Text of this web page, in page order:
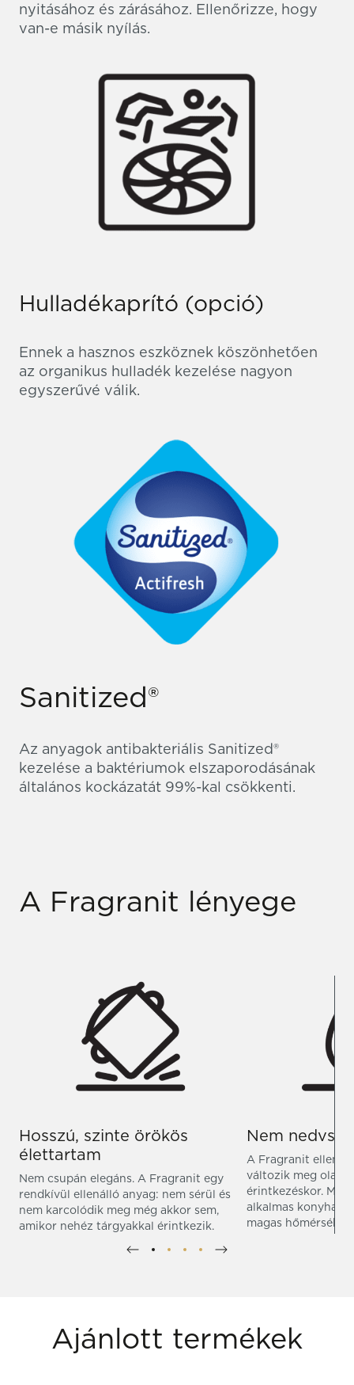
nyitásához és zárásához. Ellenőrizze, hogy
van-e másik nyílás.
Hulladékaprító (opció)
Ennek a hasznos eszköznek köszönhetően
az organikus hulladék kezelése nagyon
egyszerűvé válik.
Sanitized®
Az anyagok antibakteriális Sanitized®
kezelése a baktériumok elszaporodásának
általános kockázatát 99%-kal csökkenti.
A Fragranit lényege
Hosszú, szinte örökös
élettartam
Nem csupán elegáns. A Fragranit egy
rendkívül ellenálló anyag: nem sérül és
nem karcolódik meg még akkor sem,
amikor nehéz tárgyakkal érintkezik.
Nem
A Fragranit
változik meg
érintkezéskor.
alkalmas konyhai
magas
Ajánlott termékek